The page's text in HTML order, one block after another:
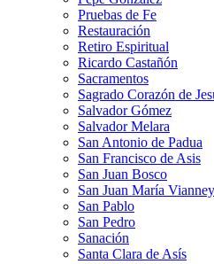
Pruebas de Fe
Restauración
Retiro Espiritual
Ricardo Castañón
Sacramentos
Sagrado Corazón de
Salvador Gómez
Salvador Melara
San Antonio de Padua
San Francisco de Asis
San Juan Bosco
San Juan María Vianney
San Pablo
San Pedro
Sanación
Santa Clara de Asís